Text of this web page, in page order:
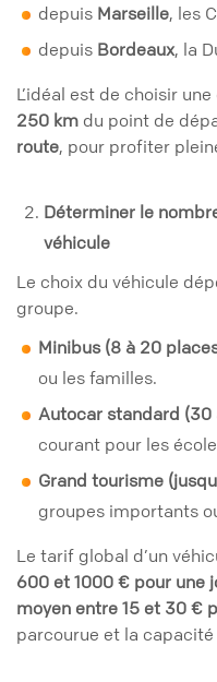
depuis Marseille, les
depuis Bordeaux, la
L’idéal est de choisir
250 km du point de
route, pour profiter
Déterminer le
véhicule
Le choix du véhicule
groupe.
Minibus (8 à 20
ou les familles.
Autocar standard (30
courant pour les
Grand tourisme
groupes importants
Le tarif global d’un
600 et 1000 € pour une
moyen entre 15 et 30 €
parcourue et la capacité